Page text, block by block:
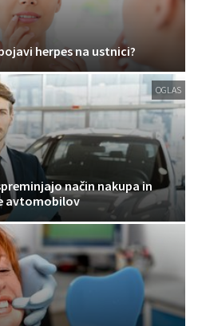
herpes na ustnici?
OGLAS
način nakupa in
avtomobilov